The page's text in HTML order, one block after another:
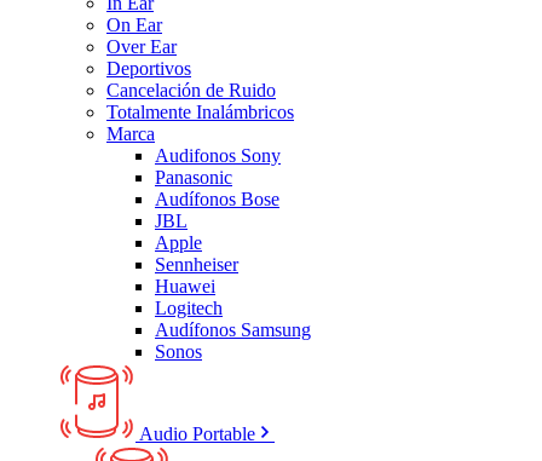
On Ear
Over Ear
Deportivos
Cancelación de Ruido
Totalmente Inalámbricos
Marca
Audifonos Sony
Panasonic
Audífonos Bose
JBL
Apple
Sennheiser
Huawei
Logitech
Audífonos Samsung
Sonos
Audio Portable